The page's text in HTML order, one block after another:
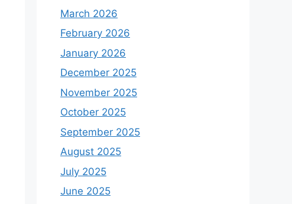
March 2026
February 2026
January 2026
December 2025
November 2025
October 2025
September 2025
August 2025
July 2025
June 2025